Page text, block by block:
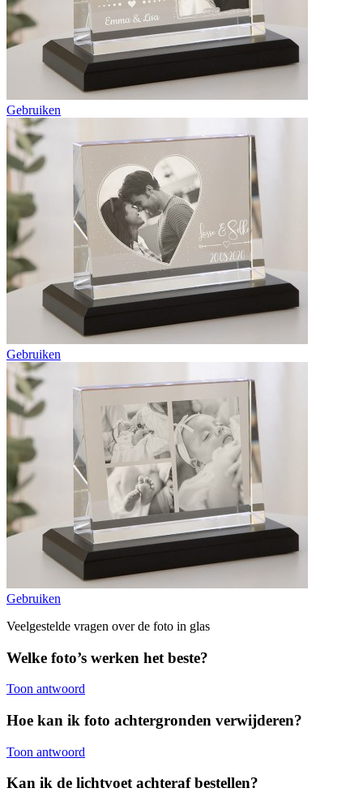
Gebruiken
Gebruiken
Gebruiken
Veelgestelde vragen over de foto in glas
Welke foto’s werken het beste?
Toon antwoord
Hoe kan ik foto achtergronden verwijderen?
Toon antwoord
Kan ik de lichtvoet achteraf bestellen?